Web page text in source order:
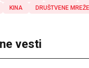
KINA DRUŠTVENE MREŽE
vesti